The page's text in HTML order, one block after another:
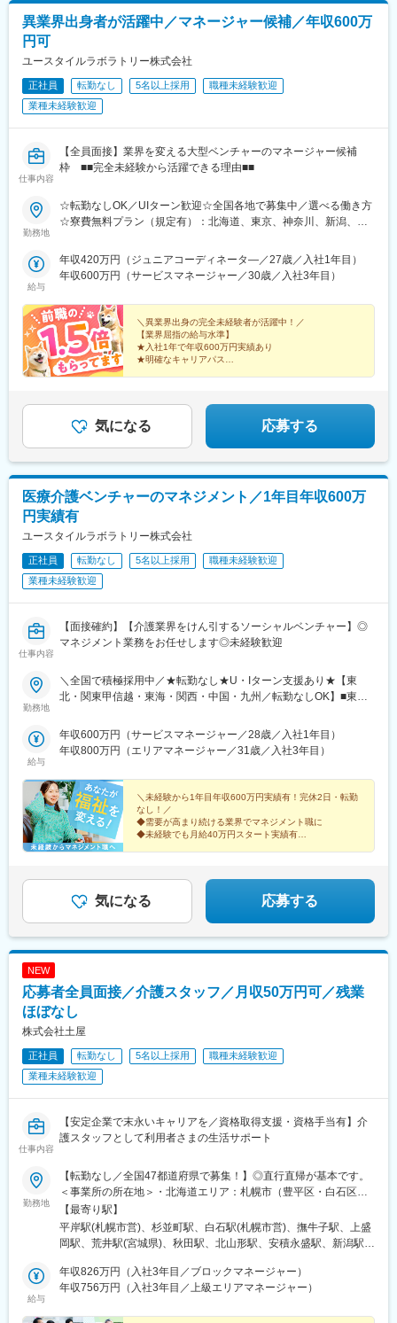
大学研都市駅、福大前駅、竜田口駅、熊本駅、和歌山市駅、県庁
通り駅、代々木八幡駅、立場駅
異業界出身者が活躍中／マネージャー候補／年収600万
円可
ユースタイルラボラトリー株式会社
正社員 転勤なし 5名以上採用
職種未経験歓迎
業種未経験歓迎
仕事内容
【全員面接】業界を変える大型ベンチャーのマネージャー候補
枠 ■■完全未経験から活躍できる理由■■
勤務地
☆転勤なしOK／UIターン歓迎☆全国各地で募集中／選べる働き方
☆寮費無料プラン（規定有）：北海道、東京、神奈川、新潟、三
ス】◇地元採用・転勤なし可■東北／北海道、青森、岩手、宮城、
山形、福島■関東甲信越／茨城、栃木、群馬、埼玉、千葉、東京、
神奈川、新潟、富山、山梨、長野■東海／岐阜、静岡、愛知、三重
山、広島、山口、徳島、香川、愛媛、高知■九州／福岡、佐賀、長
崎、熊本、大分、宮崎、鹿児島、沖縄☆江戸川・川崎・湘南・川
越・香川・徳島・青森・多摩川にて新規オープン★別事業へのキ
ャリアチェンジによる昇格可能☆ページ下部「勤務地の一例」も
ご参照ください【2／全国マネージャーコース】◆全国募集／引越
在地はHP参照⇒養成期間後の勤務地は現在お住まいの地域又はジ
ェネラルマネージャーと相談の上決定◆引越し手当支給・家賃無
料の借り上げ社宅提供☆早期キャリアアップしたい方に最適なポ
ジション
給与
年収420万円（ジュニアコーディネータ―／27歳／入社1年目）
年収600万円（サービスマネージャー／30歳／入社3年目）
＼異業界出身の完全未経験者が活躍中！／
【業界屈指の給与水準】
★入社1年で年収600万円実績あり
★明確なキャリアパス
気になる 応募する
医療介護ベンチャーのマネジメント／1年目年収600万
円実績有
ユースタイルラボラトリー株式会社
正社員 転勤なし 5名以上採用
職種未経験歓迎
業種未経験歓迎
仕事内容
【面接確約】【介護業界をけん引するソーシャルベンチャー】◎
マネジメント業務をお任せします◎未経験歓迎
勤務地
＼全国で積極採用中／★転勤なし★U・Iターン支援あり★【東
北・関東甲信越・東海・関西・中国・九州／転勤なしOK】■東北
木、群馬、埼玉、千葉、東京、神奈川、新潟、富山、山梨、長野■
東海／岐阜、静岡、愛知、三重■関西／滋賀、京都、大阪、兵庫、
奈良、和歌山■中国・四国／岡山、広島、山口、徳島、香川、愛
沖縄★【エリア勤務希望・移住希望の方優遇】：サポート制度も
充実していますので、現在のお住まいに関わらずご希望をお知ら
せください！☆『寮費無料プラン』あり（規定有）：下記勤務地
希望・移住希望の方はお気軽にご相談ください！※【北海道】【東
京都】【神奈川県】【新潟県】【三重県】【滋賀県】【沖縄県】
用会社負担等の移住支援あり（規定有）・U・Iターン転勤希望者
への1年間の支援あり（規定有）★江戸川・川崎・湘南・川越・香
川・徳島・青森にて新規事業所オープン！
給与
年収600万円（サービスマネージャー／28歳／入社1年目）
年収800万円（エリアマネージャー／31歳／入社3年目）
＼未経験から1年目年収600万円実績有！完休2日・転勤
なし！／
◆需要が高まり続ける業界でマネジメント職に
◆未経験でも月給40万円スタート実績有
気になる 応募する
NEW
応募者全員面接／介護スタッフ／月収50万円可／残業
ほぼなし
株式会社土屋
正社員 転勤なし 5名以上採用
職種未経験歓迎
業種未経験歓迎
仕事内容
【安定企業で末永いキャリアを／資格取得支援・資格手当有】介
護スタッフとして利用者さまの生活サポート
勤務地
【転勤なし／全国47都道府県で募集！】◎直行直帰が基本です。
＜事業所の所在地＞・北海道エリア：札幌市（豊平区・白石区）
／函館市・東北エリア：岩手市／仙台市／秋田市／山形市／郡山
市／弘前市・関東エリア：茨城市／栃木市／高崎市／大宮市／習
志野市／板橋区／多摩市／相模原市／藤沢市／甲府市・東海エリ
ア：新潟市／富山市／金沢市／福井市／長野市・関西エリア：大
阪市／宇治市／西宮市／奈良市／大津市／和歌山市／新宮市・中
／徳島市／高松市／松山市／高知市・九州エリア：福岡市／糟屋
【最寄り駅】
平岸駅(札幌市営)、杉並町駅、白石駅(札幌市営)、撫牛子駅、上盛
岡駅、荒井駅(宮城県)、秋田駅、北山形駅、安積永盛駅、新潟駅、
上駅、多摩センター駅、相模原駅、藤沢駅、国母駅、市役所前駅
(長野県)、県庁前駅(富山県)、上諸江駅、八ツ島駅、岐阜駅、静岡
給与
年収826万円（入社3年目／ブロックマネージャー）
年収756万円（入社3年目／上級エリアマネージャー）